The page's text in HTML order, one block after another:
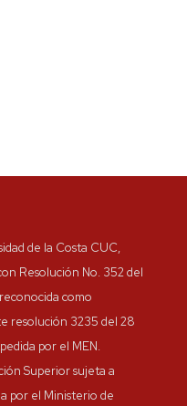
de la Costa CUC,
Resolución No. 352 del
como
resolución 3235 del 28
por el MEN.
Superior sujeta a
por el Ministerio de